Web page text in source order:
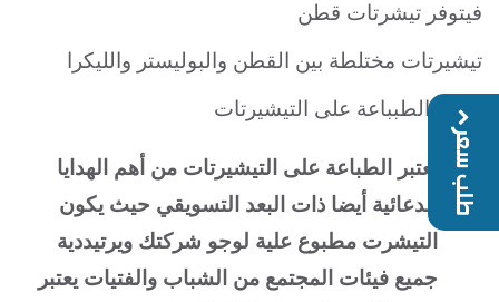
فيتوفر تيشرتات قطن
تيشيرتات مختلطة بين القطن والبوليستر والليكرا
اهمية الطبباعة على التيشيرتات
تعتبر الطباعة على التيشيرتات من أهم الهدايا
الدعائية أيضا ذات البعد التسويقي حيث يكون
التيشرت مطبوع علية لوجو شركتك ويرتيددية
جميع فيئات المجتمع من الشباب والفتيات يعتبر
طلب سعر